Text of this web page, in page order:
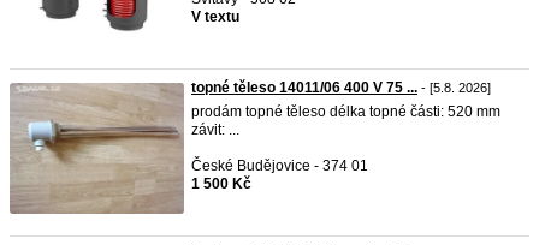
V textu
topné těleso 14011/06 400 V 75 ... - [5.8. 2026]
prodám topné těleso délka topné části: 520 mm
závit: ...
České Budějovice - 374 01
1 500 Kč